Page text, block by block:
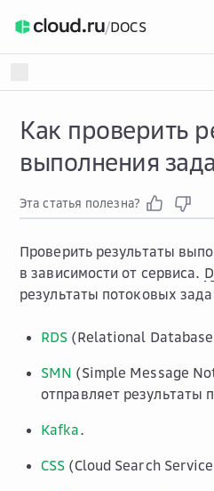
/DOCS
Как проверить
выполнения
Эта статья полезна?
Проверить результаты
в зависимости от сервиса.
результаты потоковых
RDS (Relational
SMN (Simple Message
отправляет результаты
Kafka.
CSS (Cloud Search